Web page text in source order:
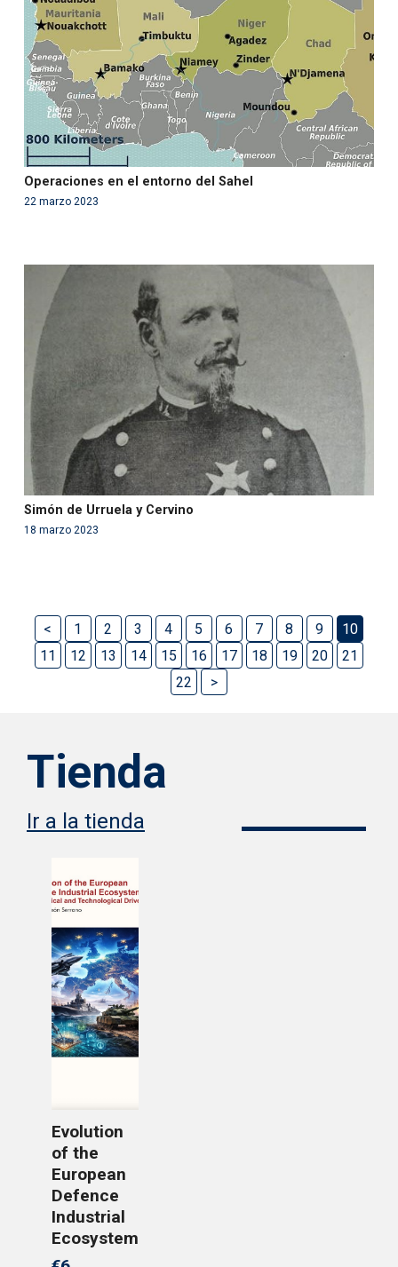
content/themes/fundcami/page-publicaciones.php
on line99
Operaciones en el entorno del Sahel
22 marzo 2023
Warning
: Use of undefined constant php - assumed
'php' (this will throw an Error in a future version of PHP)
/var/www/acami.es/wp-
content/themes/fundcami/page-publicaciones.php
on line
99
Simón de Urruela y Cervino
18 marzo 2023
< 1 2 3 4 5 6 7 8 9
10
11
12 13 14 15 16 17 18 19 20
21
22
>
Tienda
Ir a la tienda
Evolution
of the
European
Defence
Industrial
Ecosystem